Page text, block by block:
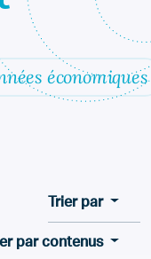
économiques
Trier par
par contenus